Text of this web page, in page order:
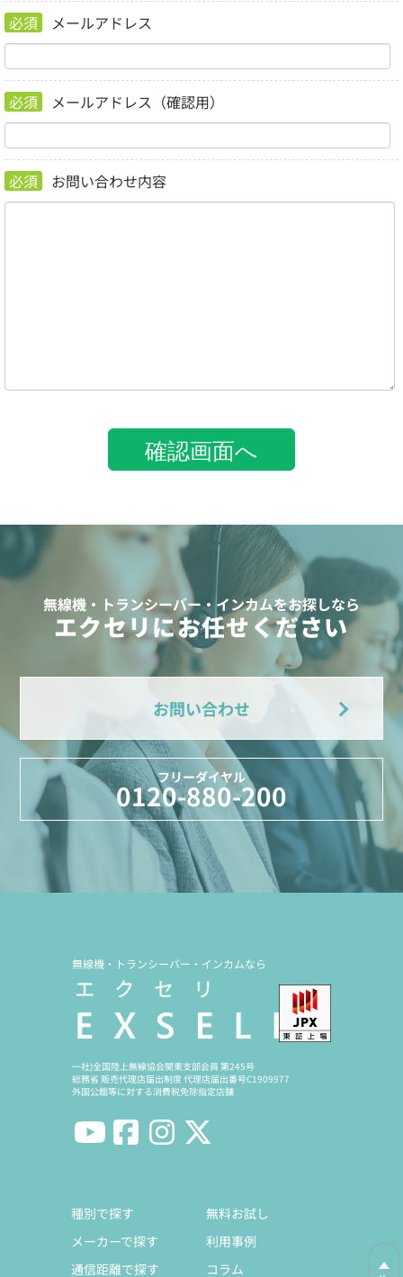
必須 メールアドレス
必須 メールアドレス（確認用）
必須 お問い合わせ内容
確認画面へ
無線機・トランシーバー・インカムをお探しなら
エクセリにお任せください
お問い合わせ
フリーダイヤル
0120-880-200
無線機・トランシーバー・インカムなら
一社)全国陸上無線協会関東支部会員 第245号
総務省 販売代理店届出制度 代理店届出番号C1909977
外国公館等に対する消費税免除指定店舗
種別で探す
メーカーで探す
通信距離で探す
無料お試し
利用事例
コラム